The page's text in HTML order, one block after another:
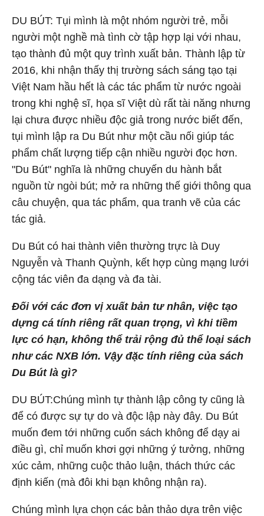
DU BÚT: Tụi mình là một nhóm người trẻ, mỗi
người một nghề mà tình cờ tập hợp lại với nhau,
tạo thành đủ một quy trình xuất bản. Thành lập từ
2016, khi nhận thấy thị trường sách sáng tạo tại
Việt Nam hầu hết là các tác phẩm từ nước ngoài
trong khi nghệ sĩ, họa sĩ Việt dù rất tài năng nhưng
lại chưa được nhiều độc giả trong nước biết đến,
tụi mình lập ra Du Bút như một cầu nối giúp tác
phẩm chất lượng tiếp cận nhiều người đọc hơn.
"Du Bút" nghĩa là những chuyến du hành bắt
nguồn từ ngòi bút; mở ra những thế giới thông qua
câu chuyện, qua tác phẩm, qua tranh vẽ của các
tác giả.
Du Bút có hai thành viên thường trực là Duy
Nguyễn và Thanh Quỳnh, kết hợp cùng mạng lưới
cộng tác viên đa dạng và đa tài.
Đối với các đơn vị xuất bản tư nhân, việc tạo
dựng cá tính riêng rất quan trọng, vì khi tiềm
lực có hạn, không thể trải rộng đủ thể loại sách
như các NXB lớn. Vậy đặc tính riêng của sách
Du Bút là gì?
DU BÚT:Chúng mình tự thành lập công ty cũng là
để có được sự tự do và độc lập này đây. Du Bút
muốn đem tới những cuốn sách không để dạy ai
điều gì, chỉ muốn khơi gợi những ý tưởng, những
xúc cảm, những cuộc thảo luận, thách thức các
định kiến (mà đôi khi bạn không nhận ra).
Chúng mình lựa chọn các bản thảo dựa trên việc